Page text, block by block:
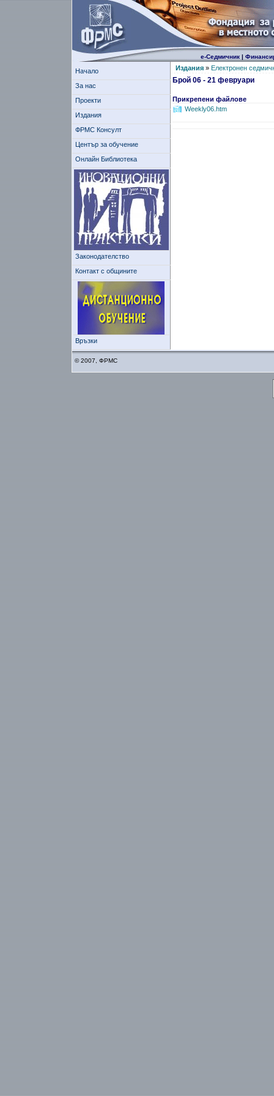
е-Седмичник|
Начало
За нас
Проекти
Издания
ФРМС Консулт
Център за обучение
Онлайн Библиотека
Законодателство
Контакт с общините
Връзки
Издания» Електронен
Брой 06 - 21 февруари
Прикрепени файлове
Weekly06.htm
© 2007, ФРМС